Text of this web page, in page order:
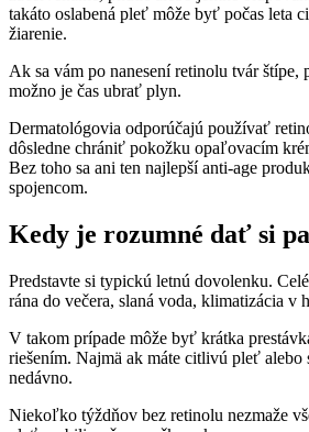
takáto oslabená pleť môže byť počas leta
žiarenie.
Ak sa vám po nanesení retinolu tvár štípe,
možno je čas ubrať plyn.
Dermatológovia odporúčajú používať
dôsledne chrániť pokožku opaľovacím
Bez toho sa ani ten najlepší anti-age
spojencom.
Kedy je rozumné dať si
Predstavte si typickú letnú dovolenku.
rána do večera, slaná voda, klimatizácia v
V takom prípade môže byť krátka
riešením. Najmä ak máte citlivú pleť alebo
nedávno.
Niekoľko týždňov bez retinolu nezmaže